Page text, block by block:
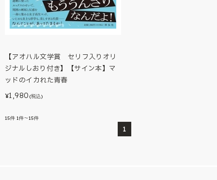
【アオハル文学賞 セリフ入りオリ
ジナルしおり付き】【サイン本】マ
ッドのイカれた青春
¥1,980 (税込)
15件 1件～15件
1